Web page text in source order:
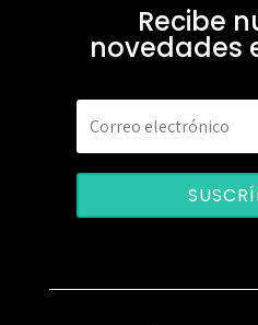
Recibe
novedades